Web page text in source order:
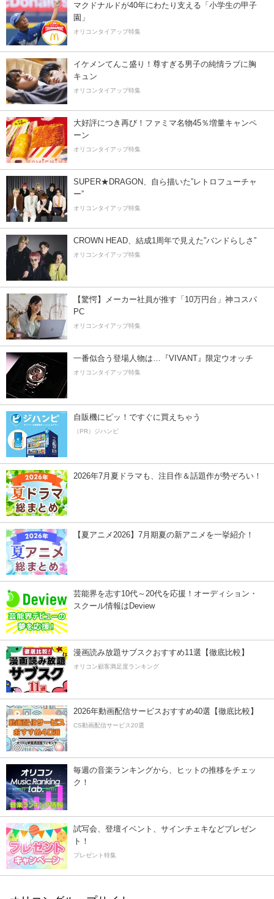
マクドナルドが40年にわたり支える「小学生の甲子
園」
オリコンタイアップ特集
イケメンてんこ盛り！尊すぎる男子の純情ラブに胸
キュン
オリコンタイアップ特集
大好評につき再び！ファミマ名物45％増量キャンペ
ーン
オリコンタイアップ特集
SUPER★DRAGON、自ら描いた”レトロフューチャ
ー”
オリコンタイアップ特集
CROWN HEAD、結成1周年で見えた”バンドらしさ”
オリコンタイアップ特集
【驚愕】メーカー社員が推す「10万円台」神コスパ
PC
オリコンタイアップ特集
一番似合う登場人物は…『VIVANT』限定ウオッチ
オリコンタイアップ特集
自販機にピッ！ですぐに買えちゃう
（PR）ジハンピ
2026年7月夏ドラマも、注目作＆話題作が勢ぞろい！
【夏アニメ2026】7月期夏の新アニメを一挙紹介！
芸能界を志す10代～20代を応援！オーディション・
スクール情報はDeview
漫画読み放題サブスクおすすめ11選【徹底比較】
オリコン顧客満足度ランキング
2026年動画配信サービスおすすめ40選【徹底比較】
CS動画配信サービス20選
毎週の音楽ランキングから、ヒットの推移をチェッ
ク！
試写会、登壇イベント、サインチェキなどプレゼン
ト！
プレゼント特集